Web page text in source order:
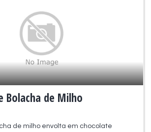
Bolacha de Milho
de milho envolta em chocolate